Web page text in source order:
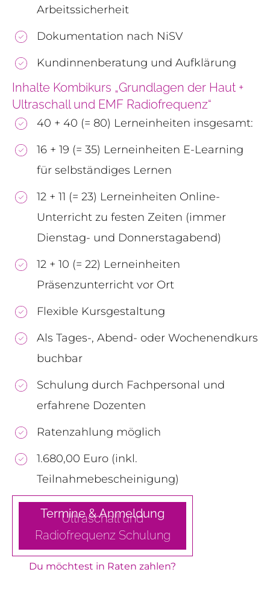
Arbeitssicherheit
Dokumentation nach NiSV
Kundinnenberatung und Aufklärung
Inhalte Kombikurs „Grundlagen der Haut +
Ultraschall und EMF Radiofrequenz“
40 + 40 (= 80) Lerneinheiten insgesamt:
16 + 19 (= 35) Lerneinheiten E-Learning
für selbständiges Lernen
12 + 11 (= 23) Lerneinheiten Online-
Unterricht zu festen Zeiten (immer
Dienstag- und Donnerstagabend)
12 + 10 (= 22) Lerneinheiten
Präsenzunterricht vor Ort
Flexible Kursgestaltung
Als Tages-, Abend- oder Wochenendkurs
buchbar
Schulung durch Fachpersonal und
erfahrene Dozenten
Ratenzahlung möglich
1.680,00 Euro (inkl.
Teilnahmebescheinigung)
Termine & Anmeldung
Ultraschall und
Radiofrequenz Schulung
Du möchtest in Raten zahlen?